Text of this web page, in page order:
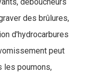
des brûlures,
d'hydrocarbures
peut
les poumons,